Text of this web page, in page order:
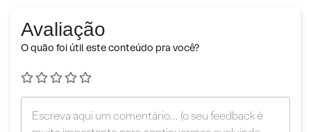
Avaliação
O quão foi útil este conteúdo pra você?